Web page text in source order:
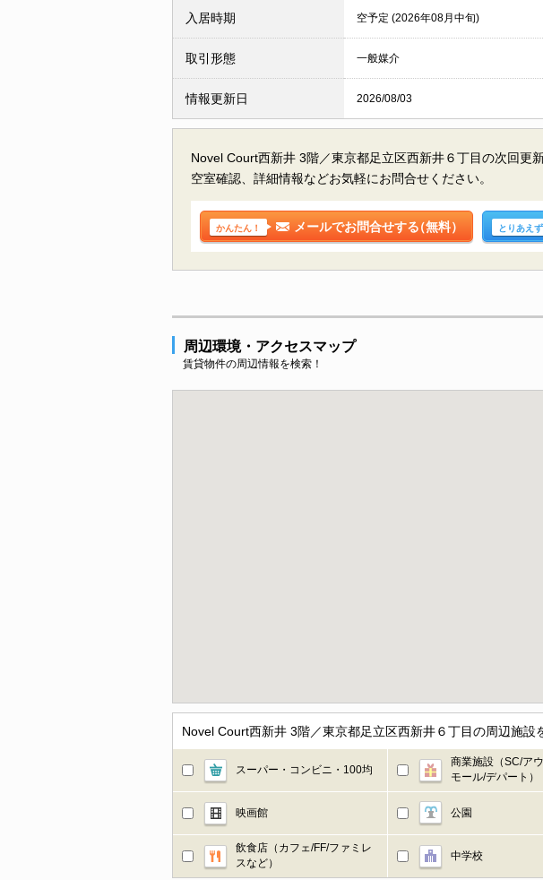
入居時期 空予定 (2026年08月中旬)
取引形態 一般媒介
情報更新日 2026/08/03
Novel Court西新井 3階／東京都足立区西新井６丁目の次回更
空室確認、詳細情報などお気軽にお問合せください。
かんたん！ メールでお問合せする（無料） とりあえず
周辺環境・アクセスマップ
賃貸物件の周辺情報を検索！
Novel Court西新井 3階／東京都足立区西新井６丁目の周辺施設
スーパー・コンビニ・100均
商業施設（SC/ア
モール/デパート）
映画館 公園
飲食店（カフェ/FF/ファミレ
スなど）
中学校